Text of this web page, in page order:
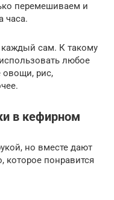
перемешиваем и
часа.
каждый сам. К такому
любое
овощи, рис,
в кефирном
но вместе дают
которое понравится